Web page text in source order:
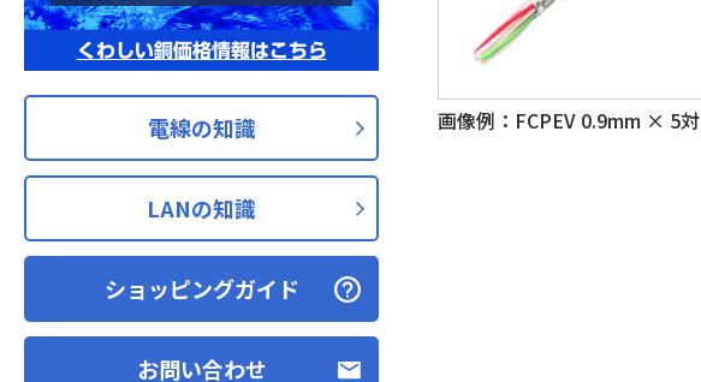
くわしい銅価格情報はこちら
電線の知識
LANの知識
ショッピングガイド
お問い合わせ
画像例：FCPEV 0.9mm × 5対